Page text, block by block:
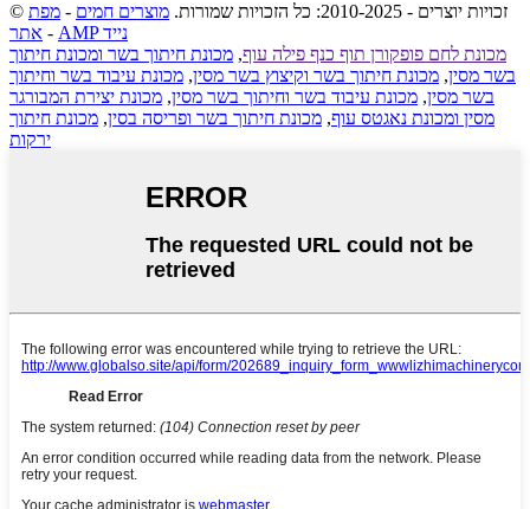
© זכויות יוצרים - 2010-2025: כל הזכויות שמורות. מוצרים חמים - מפת
אתר -
AMP נייד
מכונת לחם פופקורן תוף כנף פילה עוף, מכונת חיתוך בשר ומכונת חיתוך
בשר מסין, מכונת חיתוך בשר וקיצוץ בשר מסין, מכונת עיבוד בשר וחיתוך
בשר מסין, מכונת עיבוד בשר וחיתוך בשר מסין, מכונת יצירת המבורגר
מסין ומכונת נאגטס עוף, מכונת חיתוך בשר ופריסה בסין, מכונת חיתוך
ירקות